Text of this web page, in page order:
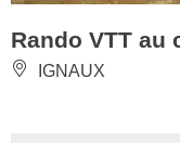
Rando VTT au
IGNAUX